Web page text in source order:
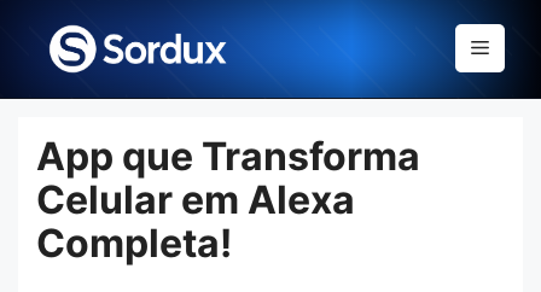
content
Menu
App que Transforma
Celular em Alexa
Completa!